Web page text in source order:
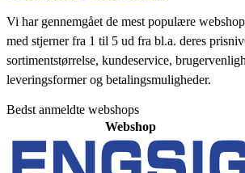
Vi har gennemgået de mest populære
med stjerner fra 1 til 5 ud fra bl.a. deres
sortimentstørrelse, kundeservice,
leveringsformer og betalingsmuligheder.
Bedst anmeldte webshops
Webshop